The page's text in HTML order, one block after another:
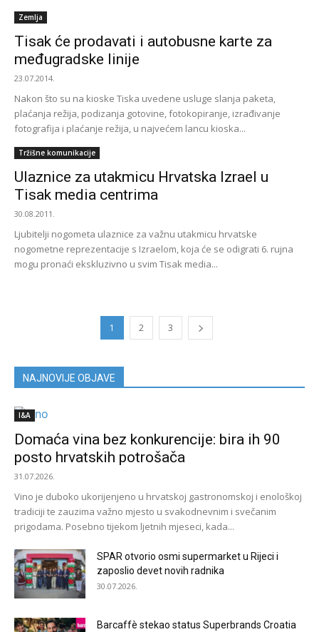
Zemlja
Tisak će prodavati i autobusne karte za
međugradske linije
23.07.2014.
Nakon što su na kioske Tiska uvedene usluge slanja paketa,
plaćanja režija, podizanja gotovine, fotokopiranje, izrađivanje
fotografija i plaćanje režija, u najvećem lancu kioska...
Tržišne komunikacije
Ulaznice za utakmicu Hrvatska Izrael u
Tisak media centrima
30.08.2011.
Ljubitelji nogometa ulaznice za važnu utakmicu hrvatske
nogometne reprezentacije s Izraelom, koja će se odigrati 6. rujna
mogu pronaći ekskluzivno u svim Tisak media...
1 2 3
NAJNOVIJE OBJAVE
I&A
Domaća vina bez konkurencije: bira ih 90
posto hrvatskih potrošača
31.07.2026.
Vino je duboko ukorijenjeno u hrvatskoj gastronomskoj i enološkoj
tradiciji te zauzima važno mjesto u svakodnevnim i svečanim
prigodama. Posebno tijekom ljetnih mjeseci, kada...
SPAR otvorio osmi supermarket u Rijeci i
zaposlio devet novih radnika
30.07.2026.
Barcaffè stekao status Superbrands Croatia